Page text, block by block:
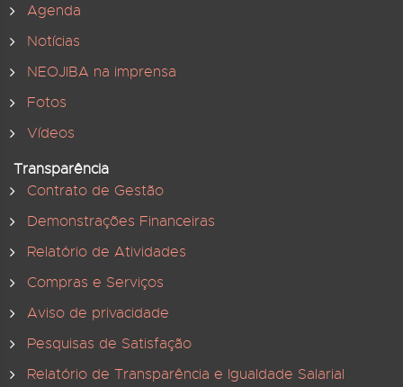
Agenda
Notícias
NEOJIBA na imprensa
Fotos
Vídeos
Transparência
Contrato de Gestão
Demonstrações Financeiras
Relatório de Atividades
Compras e Serviços
Aviso de privacidade
Pesquisas de Satisfação
Relatório de Transparência e Igualdade Salarial